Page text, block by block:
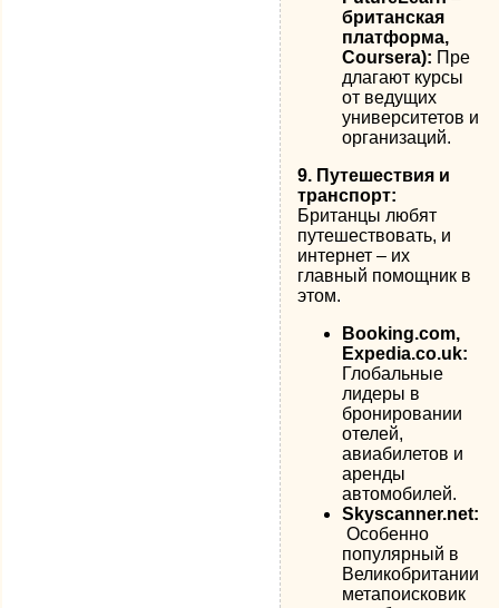
британская
платформа,
Coursera): Пре
длагают курсы
от ведущих
университетов и
организаций.
9. Путешествия и
транспорт:
Британцы любят
путешествовать, и
интернет – их
главный помощник в
этом.
Booking.com,
Expedia.co.uk:
Глобальные
лидеры в
бронировании
отелей,
авиабилетов и
аренды
автомобилей.
Skyscanner.net:
Особенно
популярный в
Великобритании
метапоисковик